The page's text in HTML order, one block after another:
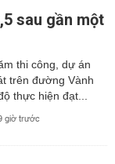
sau gần một
thi công, dự án
trên đường Vành
thực hiện đạt...
giờ trước